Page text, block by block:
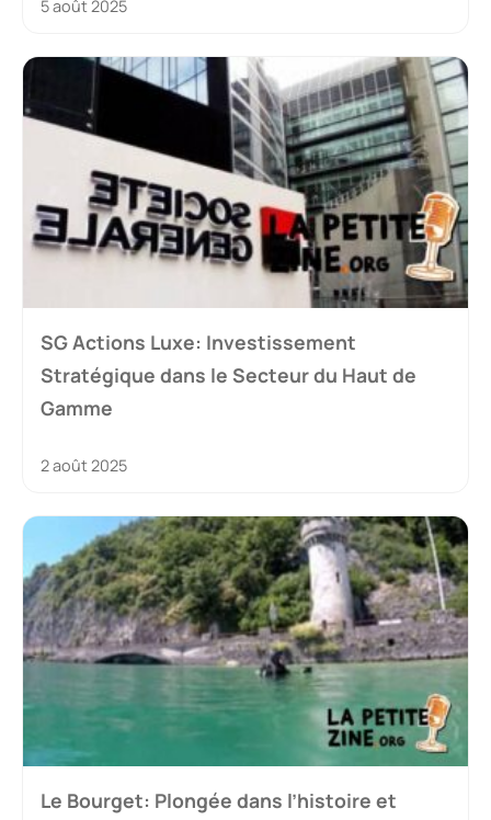
5 août 2025
SG Actions Luxe: Investissement
Stratégique dans le Secteur du Haut de
Gamme
2 août 2025
Le Bourget: Plongée dans l’histoire et